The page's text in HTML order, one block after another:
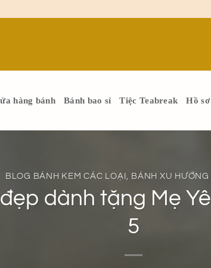
hàng bánh Bánh bao sỉ Tiệc Teabreak Hồ
BLOG BÁNH KEM CÁC LOẠI BÁNH XU HƯỚNG
dành tặng Mẹ
5